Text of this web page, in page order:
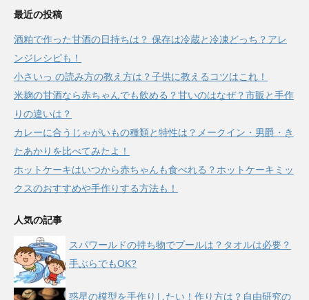
最近の投稿
酒粕で作った甘酒の日持ちは？ 保存は冷蔵と冷凍どっち？アレ
ンジレシピも！
小さいっ の読み方の教え方は？子供に教えるコツはこれ！
米麹の甘酒なら赤ちゃんでも飲める？甘いのはなぜ？市販と手作
りの違いは？
カレーに合うじゃがいもの種類と特性は？メークイン・男爵・き
たあかりを比べてみたよ！
ホットケーキはいつから赤ちゃんも食べれる？ホットケーキミッ
クスのおすすめや手作りする方法も！
人気の記事
スパワールドの持ち物でプールは？タオルは必要？
手ぶらでもOK?
惑星の模型を手作りしたい！作り方は？自由研究の